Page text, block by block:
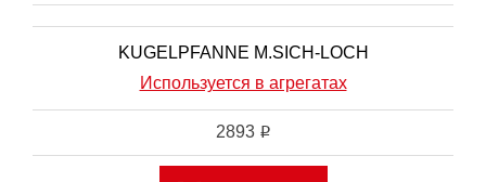
KUGELPFANNE M.SICH-LOCH
Используется в агрегатах
2893 i